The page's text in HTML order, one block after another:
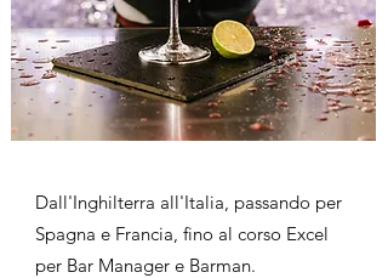
Dall'Inghilterra all'Italia, passando per
Spagna e Francia, fino al corso Excel
per Bar Manager e Barman.